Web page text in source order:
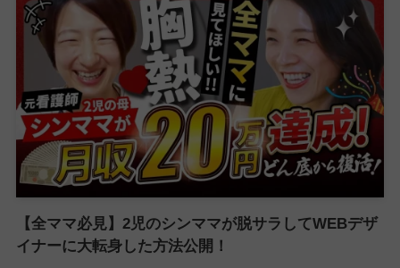
【全ママ必見】2児のシンママが脱サラしてWEBデザ
イナーに大転身した方法公開！